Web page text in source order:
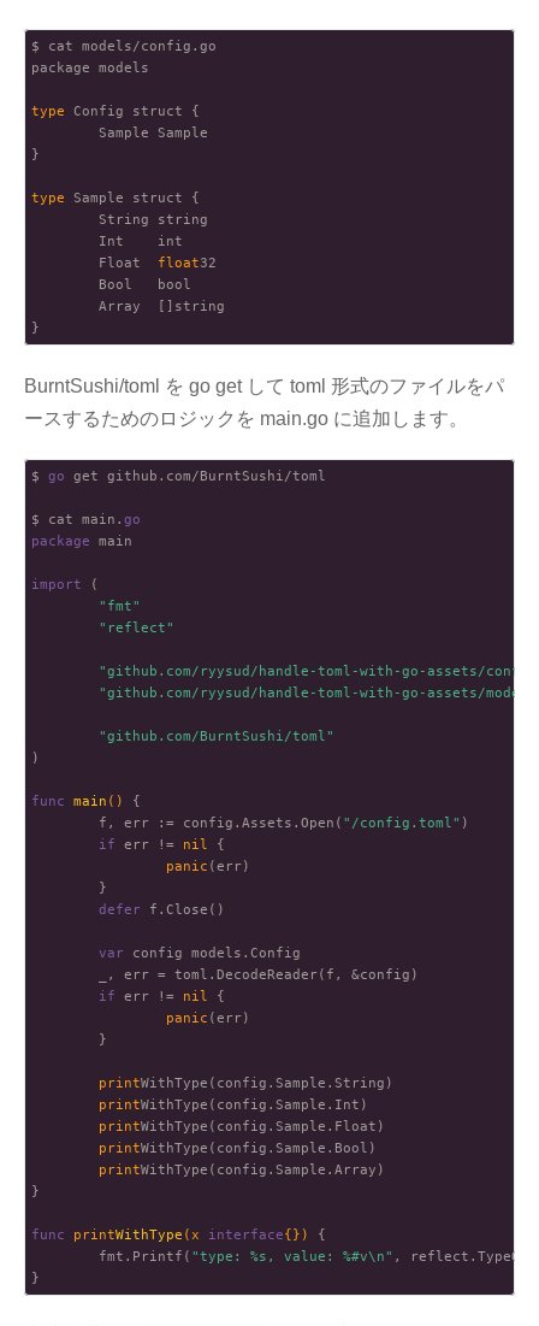
$ cat models/config.go
package models
type Config struct {
        Sample Sample
}
type Sample struct {
        String string
        Int    int
        Float
float32
        Bool   bool
        Array  []string
BurntSushi/toml を go get して toml 形式のファイルをパ
ースするためのロジックを main.go に追加します。
$ go get github.com/BurntSushi/toml
$ cat main. go
package main
import (
"fmt"
"reflect"
"github.com/ryysud/handle-toml-with-go-assets/
"github.com/ryysud/handle-toml-with-go-assets/
"github.com/BurntSushi/toml"
)
func main ()
{
        f, err := config.Assets.Open(
"/config.toml" )
if err != nil
{
panic (err)
        }
defer f.Close()
var config models.Config
        _, err = toml.DecodeReader(f, &config)
if err != nil
{
panic (err)
        }
printWithType(config.Sample.String)
printWithType(config.Sample.Int)
printWithType(config.Sample.Float)
printWithType(config.Sample.Bool)
printWithType(config.Sample.Array)
}
func printWithType (x interface{})
{
        fmt.Printf(
"type: %s, value: %#v\n" ,